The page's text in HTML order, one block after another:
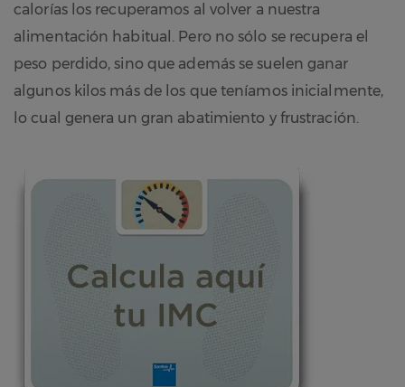
calorías los recuperamos al volver a nuestra
alimentación habitual. Pero no sólo se recupera el
peso perdido, sino que además se suelen ganar
algunos kilos más de los que teníamos inicialmente,
lo cual genera un gran abatimiento y frustración.